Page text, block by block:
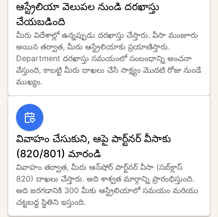
ఆస్ట్రేలియా వెలుపల నుండి దరఖాస్తు
చేయబడింది
మీరు విదేశాల్లో ఉన్నప్పుడు దరఖాస్తు చేస్తారు. వీసా మంజూరు
అయిన తర్వాత, మీరు ఆస్ట్రేలియాకు ప్రయాణిస్తారు.
Department దరఖాస్తు సమయంలో సంబంధాన్ని అంచనా
వేస్తుంది, కాబట్టి మీరు దాఖలు చేసే సాక్ష్యం మొదటి రోజు నుండే
ముఖ్యం.
వివాహం చేసుకుని, ఆపై పార్ట్‌నర్ వీసాకు
(820/801) మారండి
వివాహం తర్వాత, మీరు ఆన్‌షోర్ పార్ట్‌నర్ వీసా (సబ్‌క్లాస్
820) దాఖలు చేస్తారు. అది శాశ్వత మార్గాన్ని ప్రారంభిస్తుంది.
అది జరగడానికి 300 మీకు ఆస్ట్రేలియాలో సమయం మరియు
చట్టబద్ధ స్థితిని ఇస్తుంది.